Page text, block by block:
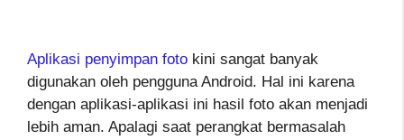
Aplikasi penyimpan foto kini sangat banyak
digunakan oleh pengguna Android. Hal ini karena
dengan aplikasi-aplikasi ini hasil foto akan menjadi
lebih aman. Apalagi saat perangkat bermasalah